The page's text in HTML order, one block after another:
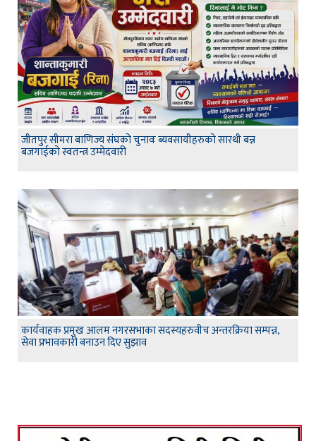
जीतपुर सीमरा बाणिज्य संघको चुनावः ब्यवसायीहरुको सारथी बन्न
बजगाईको स्वतन्त्र उम्मेदवारी
कार्यवाहक प्रमुख आलम नगरसभाका सदस्यहरुवीच अन्तरक्रिया सम्पन्न,
सेवा प्रभावकारी बनाउन दिए सुझाव